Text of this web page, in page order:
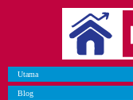
Utama
Blog